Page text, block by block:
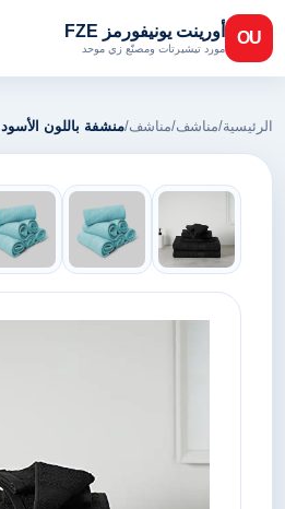
OU أورينت يونيفورمز FZE
مورد تيشيرتات ومصنّع زي موحد
الرئيسية/مناشف/مناشف/منشفة باللون الأسود